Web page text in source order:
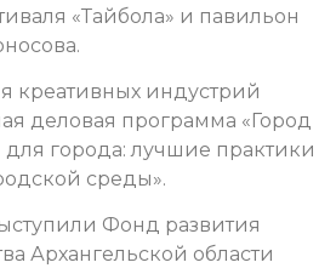
«Тайбола» и павильон
креативных индустрий
деловая программа «Город
города: лучшие практики
среды».
Фонд развития
Архангельской области